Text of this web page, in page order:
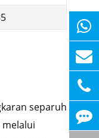
separuh